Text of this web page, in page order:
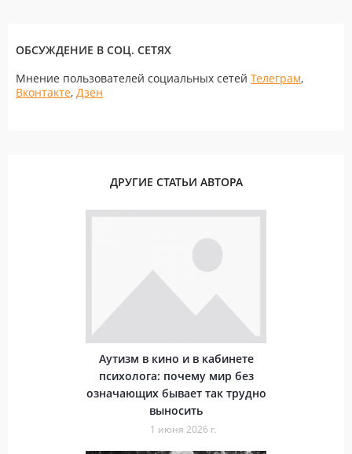
ОБСУЖДЕНИЕ В СОЦ. СЕТЯХ
Мнение пользователей социальных сетей Телеграм,
Вконтакте, Дзен
ДРУГИЕ СТАТЬИ АВТОРА
Аутизм в кино и в кабинете
психолога: почему мир без
означающих бывает так трудно
выносить
1 июня 2026 г.